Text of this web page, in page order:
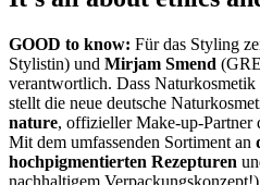
GOOD to know: Für das Styling
Stylistin) und Mirjam Smend
verantwortlich. Dass
stellt die neue deutsche
nature, offizieller Make-up-Partner
Mit dem umfassenden Sortiment an
hochpigmentierten Rezepturen